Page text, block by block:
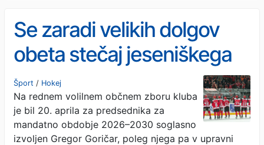
Se zaradi velikih dolgov
obeta stečaj jeseniškega
kluba?
Šport / Hokej
Na rednem volilnem občnem zboru kluba
je bil 20. aprila za predsednika za
mandatno obdobje 2026–2030 soglasno
izvoljen Gregor Goričar, poleg njega pa v upravni